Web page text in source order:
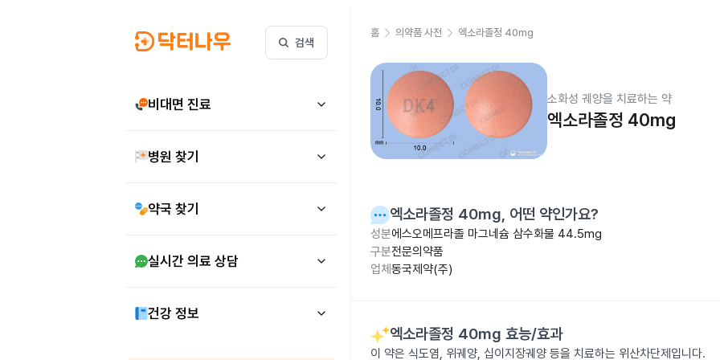
검색
비대면 진료
병원 찾기
약국 찾기
실시간 의료 상담
건강 정보
홈 의약품 사전 엑소라졸정 40mg
소화성 궤양을 치료하는 약
엑소라졸정 40mg
엑소라졸정 40mg, 어떤 약인가요?
성분에스오메프라졸 마그네슘 삼수화물 44.5mg
구분전문의약품
업체 동국제약(주)
엑소라졸정 40mg 효능/효과
이 약은 식도염, 위궤양, 십이지장궤양 등을 치료하는 위산차단제입니다.